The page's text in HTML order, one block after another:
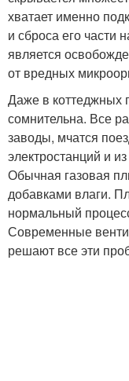
хватает именно
и сброса его части
является
от вредных
Даже в коттеджных
сомнительна. Все
заводы, мчатся
электростанций и
Обычная газовая
добавками влаги.
нормальный
Современные
решают все эти